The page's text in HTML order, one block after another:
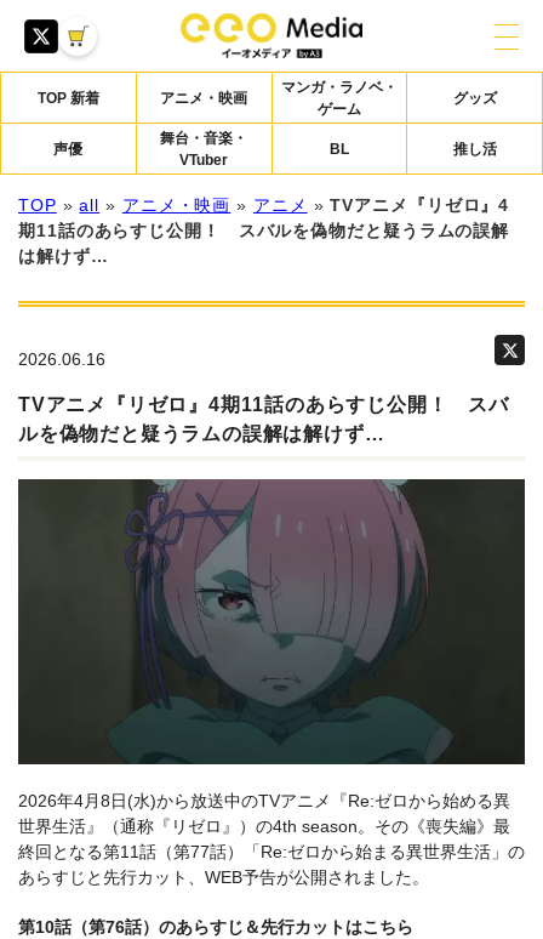
TOP 新着 アニメ・映画
マンガ・ラノベ・
ゲーム
グッズ
声優
舞台・音楽・
VTuber
BL 推し活
TOP »all » アニメ・映画 » アニメ »TVアニメ『リゼロ』4
期11話のあらすじ公開！ スバルを偽物だと疑うラムの誤解
は解けず…
2026.06.16
TVアニメ『リゼロ』4期11話のあらすじ公開！ スバ
ルを偽物だと疑うラムの誤解は解けず…
2026年4月8日(水)から放送中のTVアニメ『Re:ゼロから始める異
世界生活』（通称『リゼロ』）の4th season。その《喪失編》最
終回となる第11話（第77話）「Re:ゼロから始まる異世界生活」の
あらすじと先行カット、WEB予告が公開されました。
第10話（第76話）のあらすじ＆先行カットはこちら